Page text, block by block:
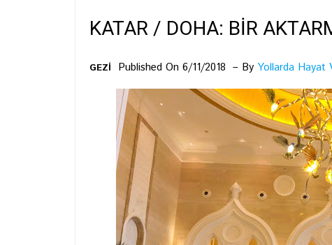
KATAR / DOHA: BİR
GEZİ Published On 6/11/2018 By Yollarda Hayat